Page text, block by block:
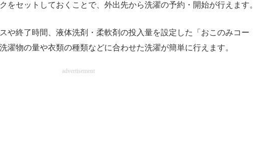
をセットしておくことで、外出先から洗濯の予約・開始が行えます。
や終了時間、液体洗剤・柔軟剤の投入量を設定した「おこのみコー
濯物の量や衣類の種類などに合わせた洗濯が簡単に行えます。
advertisement